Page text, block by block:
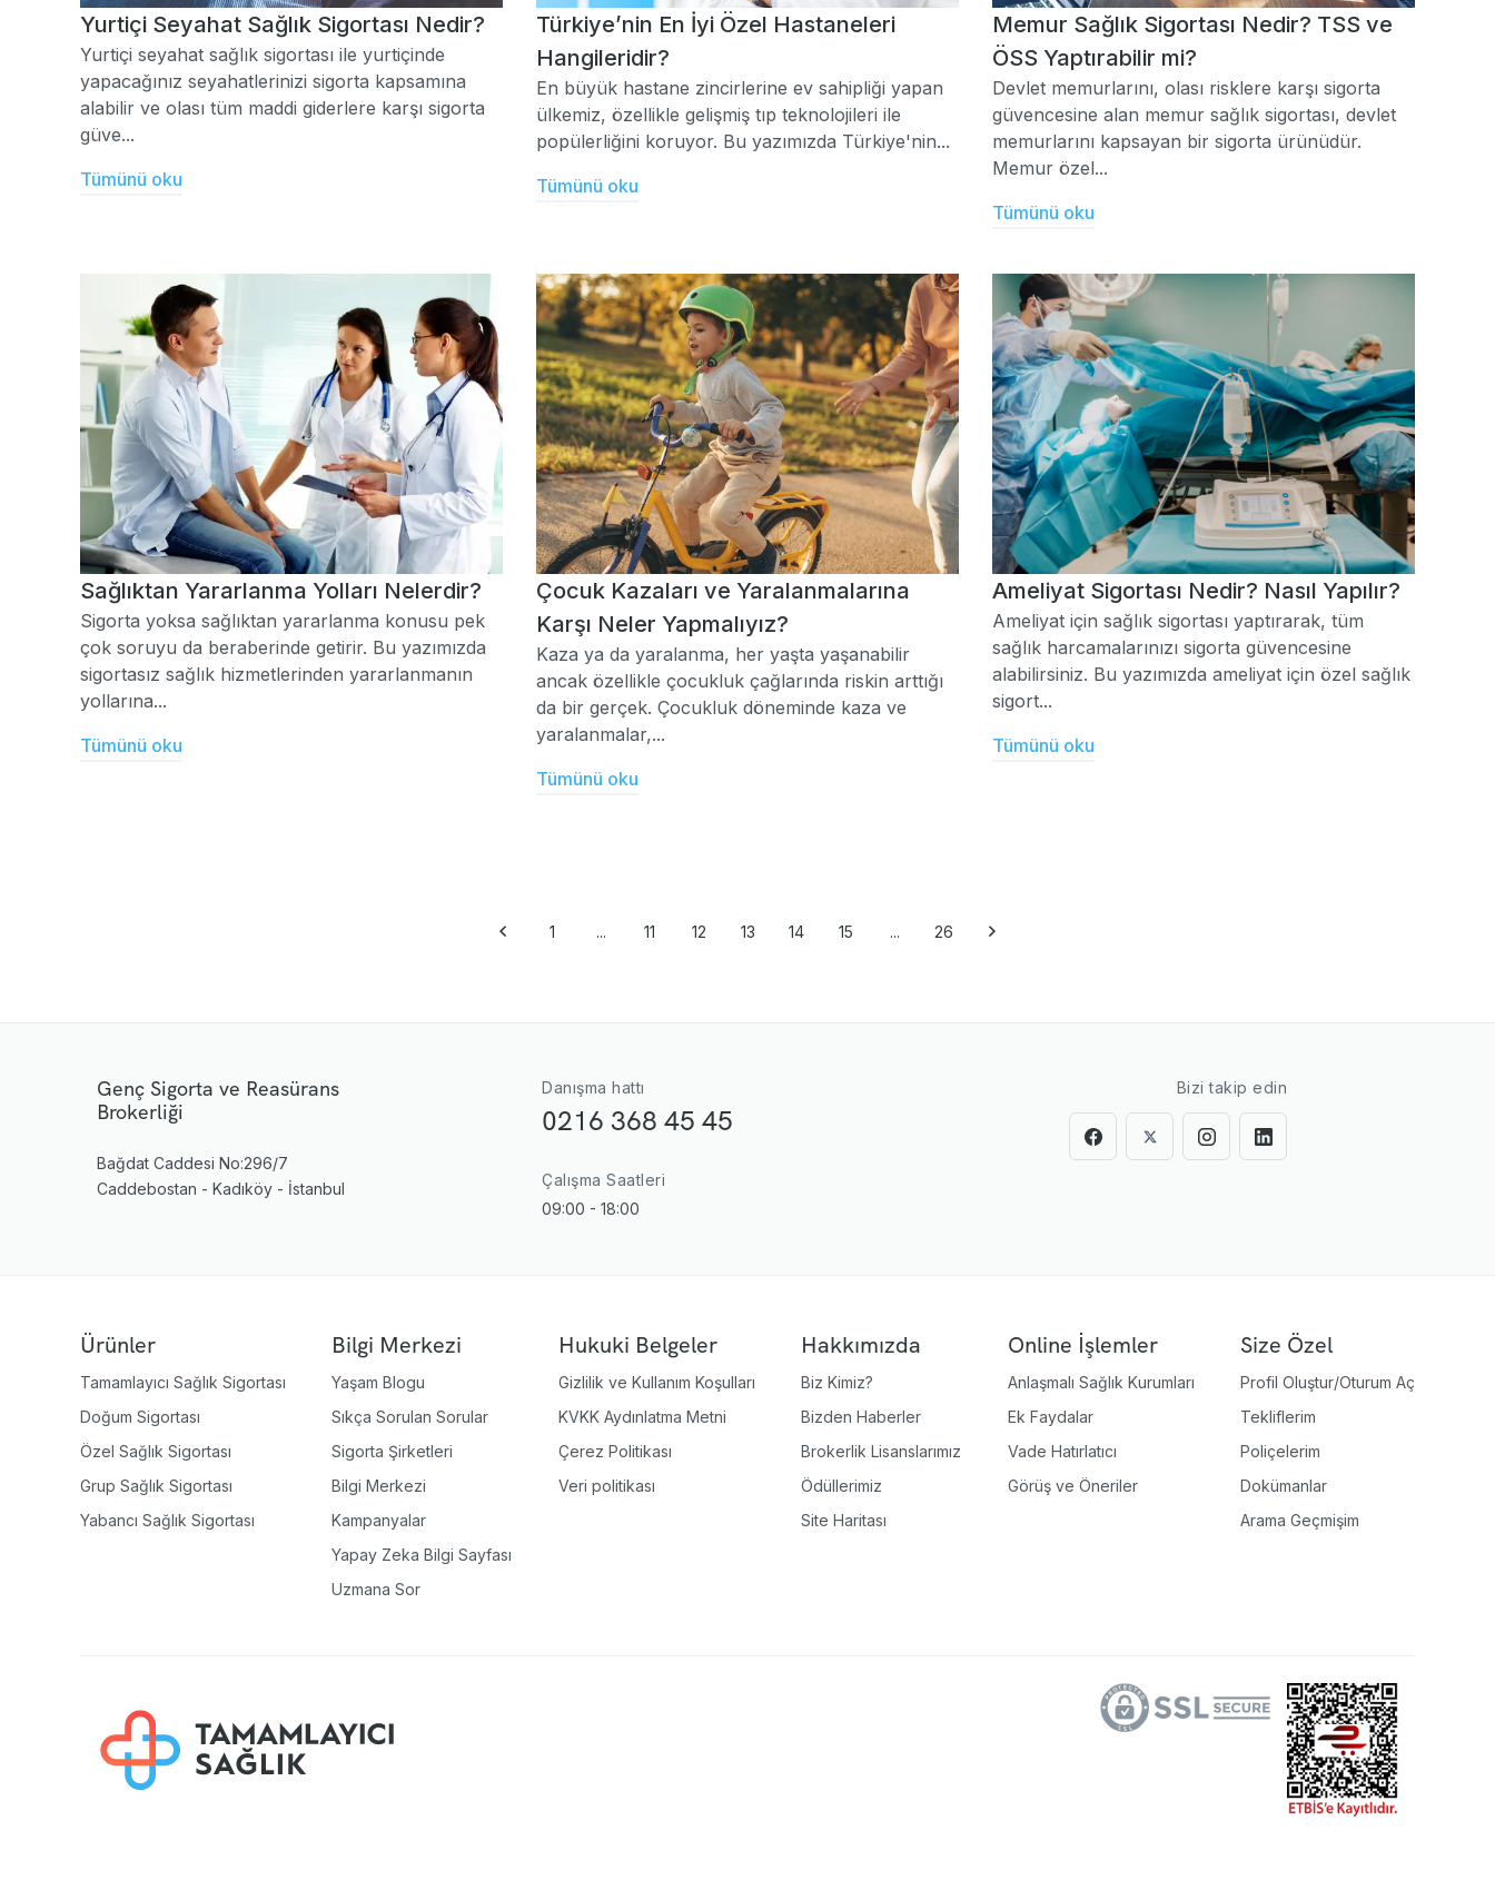
Yurtiçi Seyahat Sağlık Sigortası Nedir?
Yurtiçi seyahat sağlık sigortası ile yurtiçinde
yapacağınız seyahatlerinizi sigorta kapsamına
alabilir ve olası tüm maddi giderlere karşı sigorta
güve...
Tümünü oku
Türkiye’nin En İyi Özel Hastaneleri
Hangileridir?
En büyük hastane zincirlerine ev sahipliği yapan
ülkemiz, özellikle gelişmiş tıp teknolojileri ile
popülerliğini koruyor. Bu yazımızda Türkiye'nin...
Tümünü oku
Memur Sağlık Sigortası Nedir? TSS ve
ÖSS Yaptırabilir mi?
Devlet memurlarını, olası risklere karşı sigorta
güvencesine alan memur sağlık sigortası, devlet
memurlarını kapsayan bir sigorta ürünüdür.
Memur özel...
Tümünü oku
Sağlıktan Yararlanma Yolları Nelerdir?
Sigorta yoksa sağlıktan yararlanma konusu pek
çok soruyu da beraberinde getirir. Bu yazımızda
sigortasız sağlık hizmetlerinden yararlanmanın
yollarına...
Tümünü oku
Çocuk Kazaları ve Yaralanmalarına
Karşı Neler Yapmalıyız?
Kaza ya da yaralanma, her yaşta yaşanabilir
ancak özellikle çocukluk çağlarında riskin arttığı
da bir gerçek. Çocukluk döneminde kaza ve
yaralanmalar,...
Tümünü oku
Ameliyat Sigortası Nedir? Nasıl Yapılır?
Ameliyat için sağlık sigortası yaptırarak, tüm
sağlık harcamalarınızı sigorta güvencesine
alabilirsiniz. Bu yazımızda ameliyat için özel sağlık
sigort...
Tümünü oku
1 ... 11 12 13 14 15 ... 26
Genç Sigorta ve Reasürans
Brokerliği
Bağdat Caddesi No:296/7
Caddebostan - Kadıköy - İstanbul
Danışma hattı
0216 368 45 45
Çalışma Saatleri
09:00 - 18:00
Bizi takip edin
Ürünler
Tamamlayıcı Sağlık Sigortası
Doğum Sigortası
Özel Sağlık Sigortası
Grup Sağlık Sigortası
Yabancı Sağlık Sigortası
Bilgi Merkezi
Yaşam Blogu
Sıkça Sorulan Sorular
Sigorta Şirketleri
Bilgi Merkezi
Kampanyalar
Yapay Zeka Bilgi Sayfası
Uzmana Sor
Hukuki Belgeler
Gizlilik ve Kullanım Koşulları
KVKK Aydınlatma Metni
Çerez Politikası
Veri politikası
Hakkımızda
Biz Kimiz?
Bizden Haberler
Brokerlik Lisanslarımız
Ödüllerimiz
Site Haritası
Online İşlemler
Anlaşmalı Sağlık Kurumları
Ek Faydalar
Vade Hatırlatıcı
Görüş ve Öneriler
Size Özel
Profil Oluştur/Oturum Aç
Tekliflerim
Poliçelerim
Dokümanlar
Arama Geçmişim